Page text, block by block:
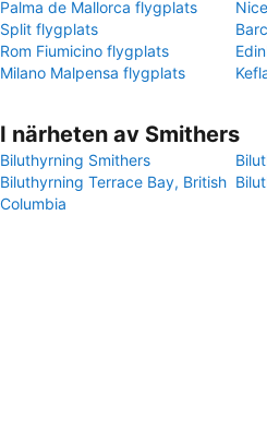
Palma de Mallorca flygplats
Split flygplats
Rom Fiumicino flygplats
Milano Malpensa flygplats
I närheten av Smithers
Biluthyrning Smithers
Biluthyrning Terrace Bay, British
Columbia